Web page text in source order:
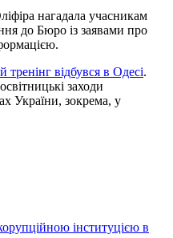
нагадала учасникам
до Бюро із заявами про
тренінг відбувся в Одесі.
заходи
України, зокрема, у
інституцією в